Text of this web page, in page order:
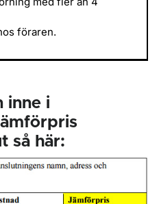
föraren.
inne i
så här: